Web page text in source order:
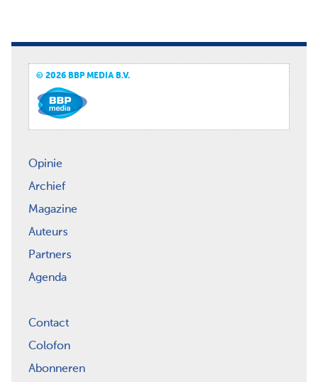
© 2026 BBP MEDIA B.V.
Opinie
Archief
Magazine
Auteurs
Partners
Agenda
Contact
Colofon
Abonneren